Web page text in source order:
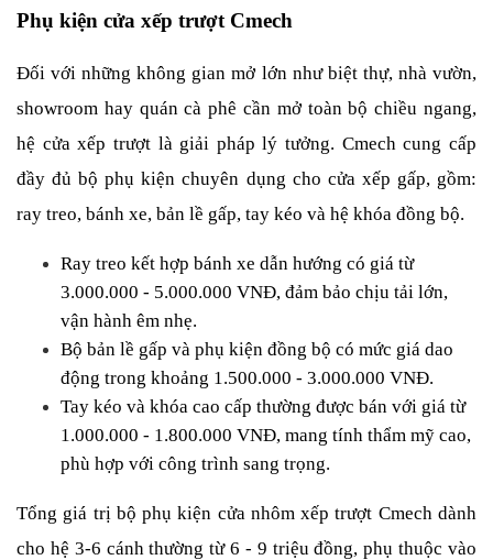
Phụ kiện cửa xếp trượt Cmech
Đối với những không gian mở lớn như biệt thự, nhà vườn,
showroom hay quán cà phê cần mở toàn bộ chiều ngang,
hệ cửa xếp trượt là giải pháp lý tưởng. Cmech cung cấp
đầy đủ bộ phụ kiện chuyên dụng cho cửa xếp gấp, gồm:
ray treo, bánh xe, bản lề gấp, tay kéo và hệ khóa đồng bộ.
Ray treo kết hợp bánh xe dẫn hướng có giá từ
3.000.000 - 5.000.000 VNĐ, đảm bảo chịu tải lớn,
vận hành êm nhẹ.
Bộ bản lề gấp và phụ kiện đồng bộ có mức giá dao
động trong khoảng 1.500.000 - 3.000.000 VNĐ.
Tay kéo và khóa cao cấp thường được bán với giá từ
1.000.000 - 1.800.000 VNĐ, mang tính thẩm mỹ cao,
phù hợp với công trình sang trọng.
Tổng giá trị bộ phụ kiện cửa nhôm xếp trượt Cmech dành
cho hệ 3-6 cánh thường từ 6 - 9 triệu đồng, phụ thuộc vào